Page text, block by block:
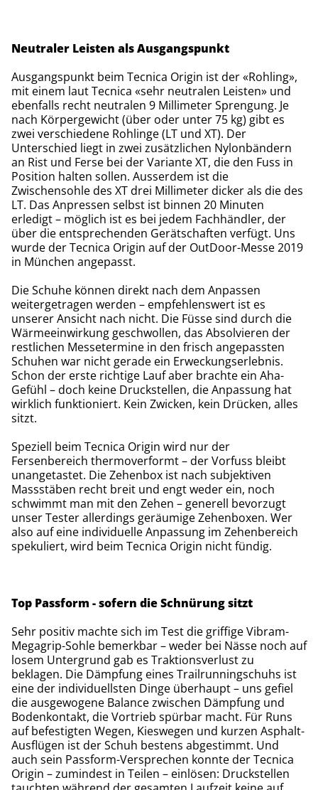
Neutraler Leisten als Ausgangspunkt
Ausgangspunkt beim Tecnica Origin ist der «Rohling»,
mit einem laut Tecnica «sehr neutralen Leisten» und
ebenfalls recht neutralen 9 Millimeter Sprengung. Je
nach Körpergewicht (über oder unter 75 kg) gibt es
zwei verschiedene Rohlinge (LT und XT). Der
Unterschied liegt in zwei zusätzlichen Nylonbändern
an Rist und Ferse bei der Variante XT, die den Fuss in
Position halten sollen. Ausserdem ist die
Zwischensohle des XT drei Millimeter dicker als die des
LT. Das Anpressen selbst ist binnen 20 Minuten
erledigt – möglich ist es bei jedem Fachhändler, der
über die entsprechenden Gerätschaften verfügt. Uns
wurde der Tecnica Origin auf der OutDoor-Messe 2019
in München angepasst.
Die Schuhe können direkt nach dem Anpassen
weitergetragen werden – empfehlenswert ist es
unserer Ansicht nach nicht. Die Füsse sind durch die
Wärmeeinwirkung geschwollen, das Absolvieren der
restlichen Messetermine in den frisch angepassten
Schuhen war nicht gerade ein Erweckungserlebnis.
Schon der erste richtige Lauf aber brachte ein Aha-
Gefühl – doch keine Druckstellen, die Anpassung hat
wirklich funktioniert. Kein Zwicken, kein Drücken, alles
sitzt.
Speziell beim Tecnica Origin wird nur der
Fersenbereich thermoverformt – der Vorfuss bleibt
unangetastet. Die Zehenbox ist nach subjektiven
Massstäben recht breit und engt weder ein, noch
schwimmt man mit den Zehen – generell bevorzugt
unser Tester allerdings geräumige Zehenboxen. Wer
also auf eine individuelle Anpassung im Zehenbereich
spekuliert, wird beim Tecnica Origin nicht fündig.
Top Passform - sofern die Schnürung sitzt
Sehr positiv machte sich im Test die griffige Vibram-
Megagrip-Sohle bemerkbar – weder bei Nässe noch auf
losem Untergrund gab es Traktionsverlust zu
beklagen. Die Dämpfung eines Trailrunningschuhs ist
eine der individuellsten Dinge überhaupt – uns gefiel
die ausgewogene Balance zwischen Dämpfung und
Bodenkontakt, die Vortrieb spürbar macht. Für Runs
auf befestigten Wegen, Kieswegen und kurzen Asphalt-
Ausflügen ist der Schuh bestens abgestimmt. Und
auch sein Passform-Versprechen konnte der Tecnica
Origin – zumindest in Teilen – einlösen: Druckstellen